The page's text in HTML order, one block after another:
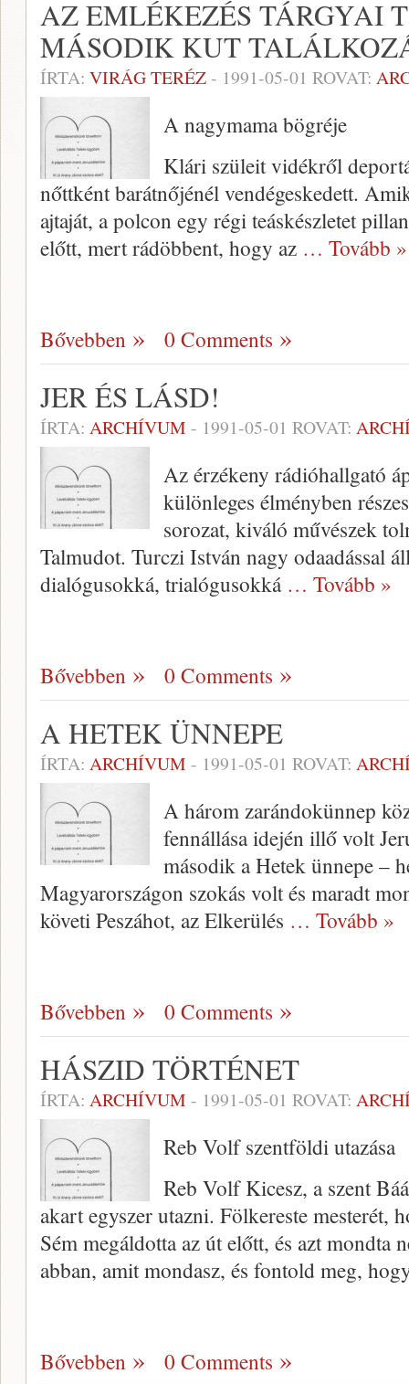
AZ EMLÉKEZÉS TÁRGYAI
MÁSODIK KUT
ÍRTA: VIRÁG TERÉZ- 1991-05-01 ROVAT:
A nagymama bögréje
Klári szüleit vidékről
nőttként barátnőjénél vendégeske­dett.
ajtaját, a polcon egy régi teáskészletet
előtt, mert rádöbbent, hogy az … Tovább »
Bővebben 0 Comments
JER ÉS LÁSD!
ÍRTA: ARCHÍVUM - 1991-05-01 ROVAT:
Az érzékeny rádióhallgató
különle­ges élményben
sorozat, kiváló művészek
Talmudot. Turczi István nagy odaadással
dialógusokká, trialógusokká … Tovább »
Bővebben 0 Comments
A HETEK ÜNNEPE
ÍRTA: ARCHÍVUM - 1991-05-01 ROVAT:
A három zarándokünnep
fenn­állása idején illő volt
második a He­tek ünnepe –
Magyarországon szokás volt és maradt
követi Peszáhot, az Elkerülés … Tovább »
Bővebben 0 Comments
HÁSZID TÖRTÉNET
ÍRTA: ARCHÍVUM - 1991-05-01 ROVAT:
Reb Volf szentföldi utazása
Reb Volf Kicesz, a szent
akart egyszer utazni. Fölkereste mesterét,
Sém megáldotta az út előtt, és azt
ab­ban, amit mondasz, és fontold meg,
Bővebben 0 Comments